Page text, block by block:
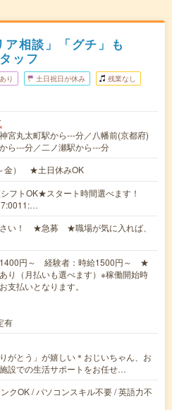
ア相談」「グチ」も
ッフ
り 土日祝日が休み 残業なし
宮丸太町駅から---分／八幡前(京都府)
ら---分／二ノ瀬駅から---分
金） ★土日休みOK
フトOK★スタート時間選べます！
さい！ ★急募 ★職場が気に入れば、
1400円～ 経験者：時給1500円～ ★
り（月払いも選べます）※稼働開始時
支払いとなります。
有
がとう」が嬉しい＊おじいちゃん、お
設での生活サポートをお任せ…
クOK / パソコンスキル不要 / 英語力不